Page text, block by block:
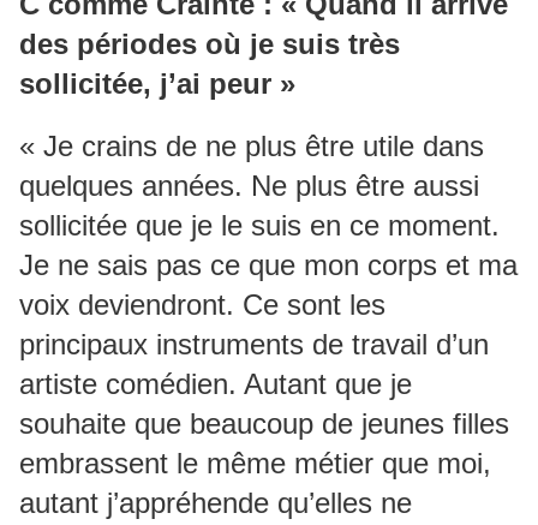
des périodes où je suis très
sollicitée, j’ai peur »
« Je crains de ne plus être utile dans
quelques années. Ne plus être aussi
sollicitée que je le suis en ce moment.
Je ne sais pas ce que mon corps et ma
voix deviendront. Ce sont les
principaux instruments de travail d’un
artiste comédien. Autant que je
souhaite que beaucoup de jeunes filles
embrassent le même métier que moi,
autant j’appréhende qu’elles ne